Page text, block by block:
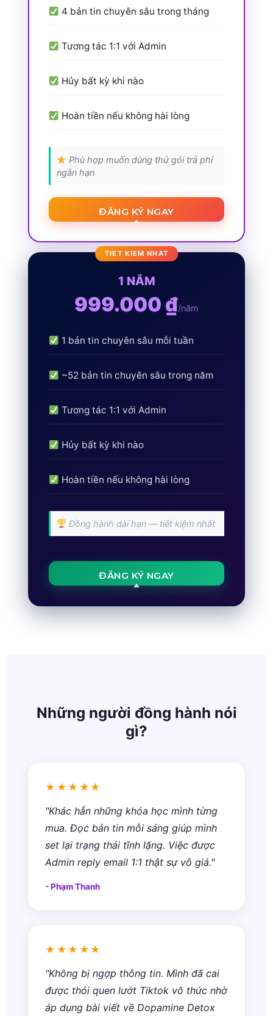
4 bản tin chuyên sâu trong tháng
Tương tác 1:1 với Admin
Hủy bất kỳ khi nào
Hoàn tiền nếu không hài lòng
Phù hợp muốn dùng thử gói trả phí
ngắn hạn
ĐĂNG KÝ NGAY
1 NĂM
999.000 ₫/năm
1 bản tin chuyên sâu mỗi tuần
~52 bản tin chuyên sâu trong năm
Tương tác 1:1 với Admin
Hủy bất kỳ khi nào
Hoàn tiền nếu không hài lòng
Đồng hành dài hạn — tiết kiệm nhất
ĐĂNG KÝ NGAY
Những người đồng hành nói
gì?
★★★★★
"Khác hẳn những khóa học mình từng
mua. Đọc bản tin mỗi sáng giúp mình
set lại trạng thái tĩnh lặng. Việc được
Admin reply email 1:1 thật sự vô giá."
- Phạm Thanh
★★★★★
"Không bị ngợp thông tin. Mình đã cai
được thói quen lướt Tiktok vô thức nhờ
áp dụng bài viết về Dopamine Detox